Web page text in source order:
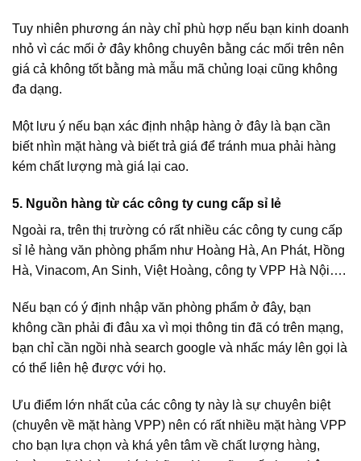
Tuy nhiên phương án này chỉ phù hợp nếu bạn kinh doanh
nhỏ vì các mối ở đây không chuyên bằng các mối trên nên
giá cả không tốt bằng mà mẫu mã chủng loại cũng không
đa dạng.
Một lưu ý nếu bạn xác định nhập hàng ở đây là bạn cần
biết nhìn mặt hàng và biết trả giá để tránh mua phải hàng
kém chất lượng mà giá lại cao.
5. Nguồn hàng từ các công ty cung cấp sỉ lẻ
Ngoài ra, trên thị trường có rất nhiều các công ty cung cấp
sỉ lẻ hàng văn phòng phẩm như Hoàng Hà, An Phát, Hồng
Hà, Vinacom, An Sinh, Việt Hoàng, công ty VPP Hà Nội….
Nếu bạn có ý định nhập văn phòng phẩm ở đây, bạn
không cần phải đi đâu xa vì mọi thông tin đã có trên mạng,
bạn chỉ cần ngồi nhà search google và nhấc máy lên gọi là
có thể liên hệ được với họ.
Ưu điểm lớn nhất của các công ty này là sự chuyên biệt
(chuyên về mặt hàng VPP) nên có rất nhiều mặt hàng VPP
cho bạn lựa chọn và khá yên tâm về chất lượng hàng,